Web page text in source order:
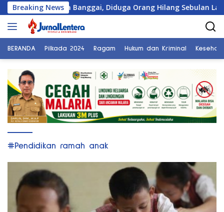
Langsung
ke
konten
Breaking News
Warga Banggai, Diduga Orang Hilang Sebulan Lalu
BERANDA Pilkada 2024 Ragam Hukum dan Kriminal
#Pendidikan ramah anak